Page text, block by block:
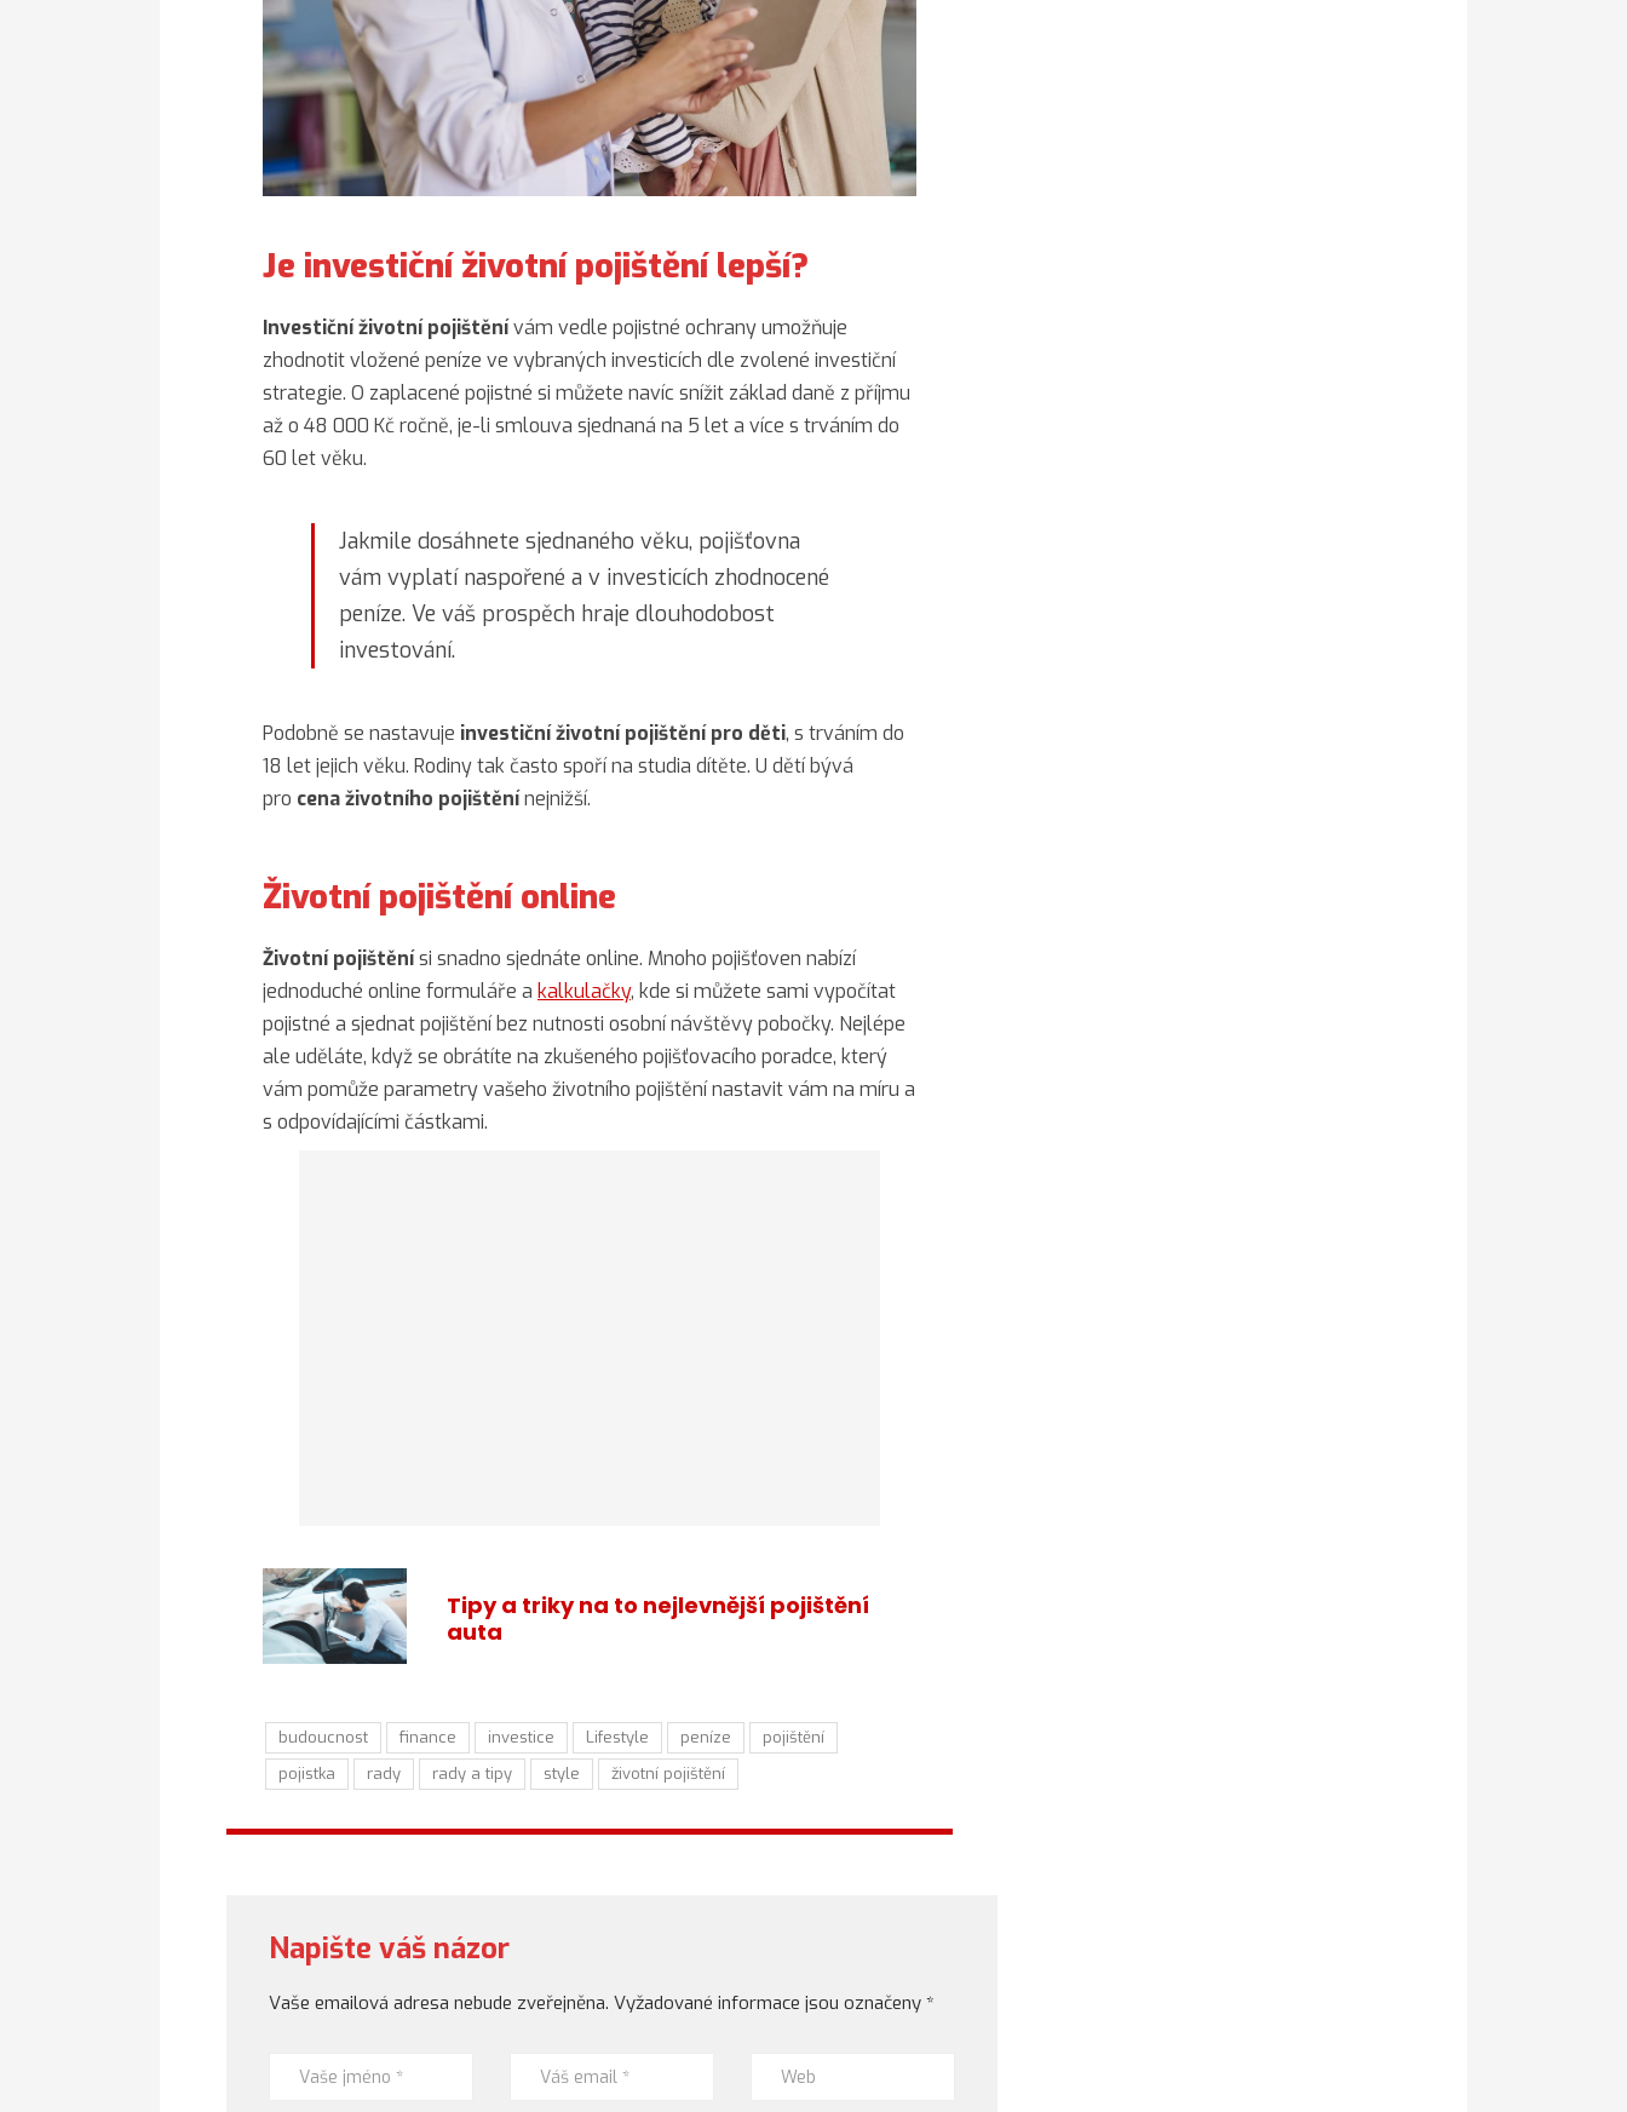
Je investiční životní pojištění lepší?
Investiční životní pojištěnívám vedle pojistné ochrany umožňuje
zhodnotit vložené peníze ve vybraných investicích dle zvolené investiční
strategie. O zaplacené pojistné si můžete navíc snížit základ daně z příjmu
až o 48 000 Kč ročně, je-li smlouva sjednaná na 5 let a více s trváním do
60 let věku.
Jakmile dosáhnete sjednaného věku, pojišťovna
vám vyplatí naspořené a v investicích zhodnocené
peníze. Ve váš prospěch hraje dlouhodobost
investování.
Podobně se nastavuje investiční životní pojištění pro děti, s trváním do
18 let jejich věku. Rodiny tak často spoří na studia dítěte. U dětí bývá
pro cena životního pojištěnínejnižší.
Životní pojištění online
Životní pojištěnísi snadno sjednáte online. Mnoho pojišťoven nabízí
jednoduché online formuláře a kalkulačky, kde si můžete sami vypočítat
pojistné a sjednat pojištění bez nutnosti osobní návštěvy pobočky. Nejlépe
ale uděláte, když se obrátíte na zkušeného pojišťovacího poradce, který
vám pomůže parametry vašeho životního pojištění nastavit vám na míru a
s odpovídajícími částkami.
Tipy a triky na to nejlevnější pojištění
auta
budoucnost finance investice Lifestyle peníze
pojištění
pojistka
rady rady a tipy style životní pojištění
Napište váš názor
Vaše emailová adresa nebude zveřejněna. Vyžadované informace jsou označeny *